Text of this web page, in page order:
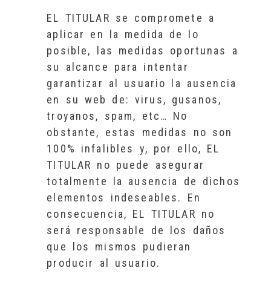
EL TITULAR se compromete a
aplicar en la medida de lo
posible, las medidas oportunas a
su alcance para intentar
garantizar al usuario la ausencia
en su web de: virus, gusanos,
troyanos, spam, etc… No
obstante, estas medidas no son
100% infalibles y, por ello, EL
TITULAR no puede asegurar
totalmente la ausencia de dichos
elementos indeseables. En
consecuencia, EL TITULAR no
será responsable de los daños
que los mismos pudieran
producir al usuario.